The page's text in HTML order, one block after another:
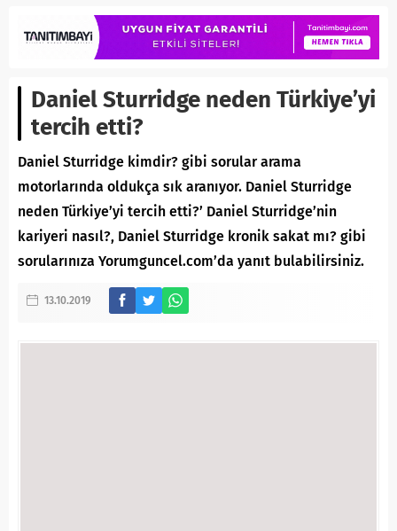
Daniel Sturridge neden Türkiye’yi
tercih etti?
Daniel Sturridge kimdir? gibi sorular arama
motorlarında oldukça sık aranıyor. Daniel Sturridge
neden Türkiye’yi tercih etti?’ Daniel Sturridge’nin
kariyeri nasıl?, Daniel Sturridge kronik sakat mı? gibi
sorularınıza Yorumguncel.com’da yanıt bulabilirsiniz.
13.10.2019